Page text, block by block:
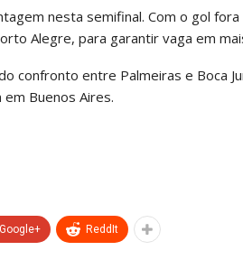
nesta semifinal. Com o gol fora
Alegre, para garantir vaga em
confronto entre Palmeiras e Boca
Buenos Aires.
Google+ ReddIt